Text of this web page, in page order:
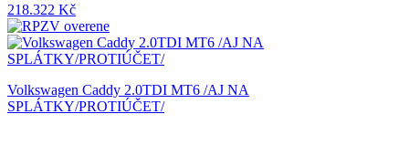
218.322 Kč
Volkswagen Caddy 2.0TDI MT6 /AJ NA
SPLÁTKY/PROTIÚČET/